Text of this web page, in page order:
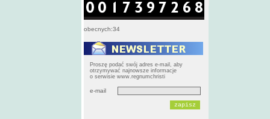
obecnych:34
Proszę podać swój adres e-mail, aby
otrzymywać najnowsze informacje
o serwisie www.regnumchristi
e-mail